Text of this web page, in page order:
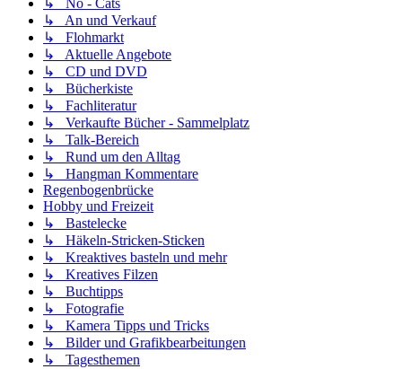
↳ No - Cats
↳ An und Verkauf
↳ Flohmarkt
↳ Aktuelle Angebote
↳ CD und DVD
↳ Bücherkiste
↳ Fachliteratur
↳ Verkaufte Bücher - Sammelplatz
↳ Talk-Bereich
↳ Rund um den Alltag
↳ Hangman Kommentare
Regenbogenbrücke
Hobby und Freizeit
↳ Bastelecke
↳ Häkeln-Stricken-Sticken
↳ Kreaktives basteln und mehr
↳ Kreatives Filzen
↳ Buchtipps
↳ Fotografie
↳ Kamera Tipps und Tricks
↳ Bilder und Grafikbearbeitungen
↳ Tagesthemen